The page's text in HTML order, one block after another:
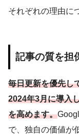
それぞれの理由に
記事の質を担
毎日更新を優先し
2024年3月に導入
を高めます。
で、独自の価値が